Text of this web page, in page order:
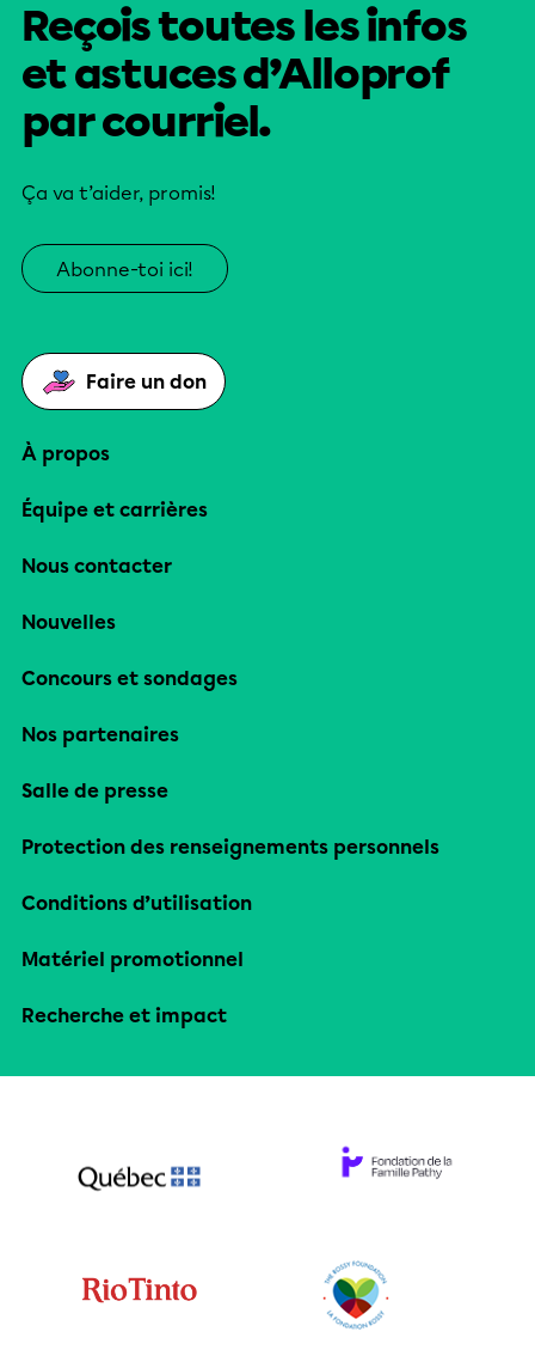
Reçois toutes les infos
et astuces d’Alloprof
par courriel.
Ça va t’aider, promis!
Abonne-toi ici!
Faire un don
À propos
Équipe et carrières
Nous contacter
Nouvelles
Concours et sondages
Nos partenaires
Salle de presse
Protection des renseignements personnels
Conditions d’utilisation
Matériel promotionnel
Recherche et impact